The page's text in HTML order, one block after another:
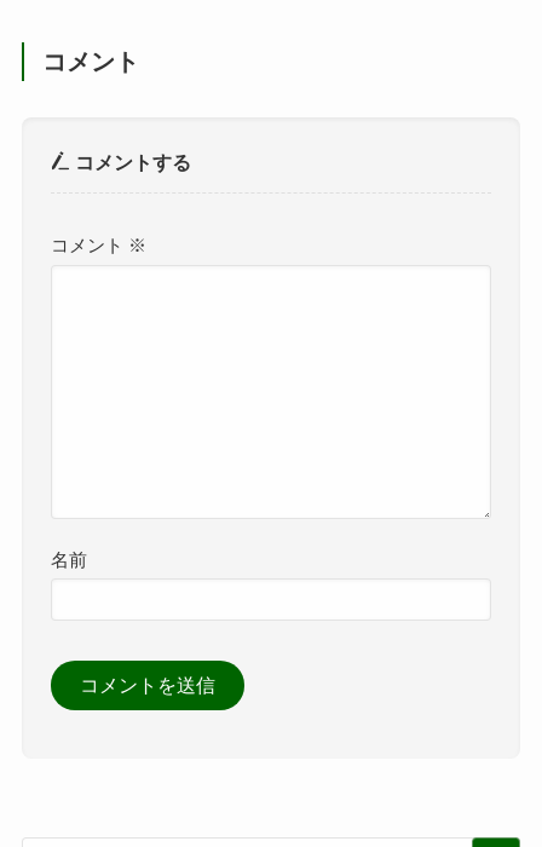
コメント
コメントする
コメント ※
名前